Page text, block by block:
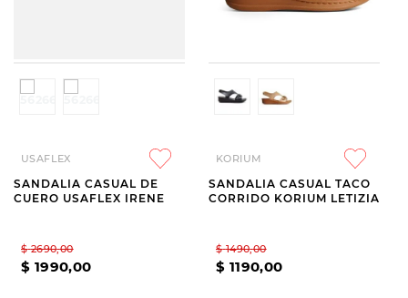
USAFLEX
SANDALIA CASUAL DE
CUERO USAFLEX IRENE
$ 2690,00
$ 1990,00
KORIUM
SANDALIA CASUAL TACO
CORRIDO KORIUM LETIZIA
$ 1490,00
$ 1190,00